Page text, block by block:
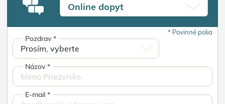
Online dopyt
*Povinné polia
Pozdrav*
Názov*
E-mail*